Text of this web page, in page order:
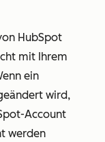
HubSpot
mit Ihrem
ein
wird,
Account
werden